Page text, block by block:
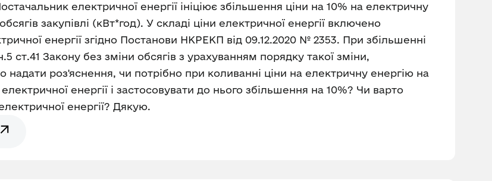
електричної енергії ініціює збільшення ціни на 10% на електричну
закупівлі (кВт*год). У складі ціни електричної енергії включено
енергiї згідно Постанови НКРЕКП від 09.12.2020 № 2353. При збільшенні
ст.41 Закону без зміни обсягів з урахуванням порядку такої зміни,
роз'яснення, чи потрібно при коливанні ціни на електричну енергію на
енергiї і застосовувати до нього збільшення на 10%? Чи варто
енергії? Дякую.